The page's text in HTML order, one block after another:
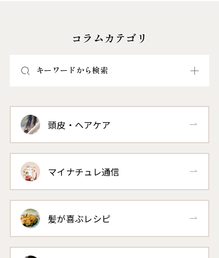
コラムカテゴリ
キーワードから検索
頭皮・ヘアケア
マイナチュレ通信
髪が喜ぶレシピ